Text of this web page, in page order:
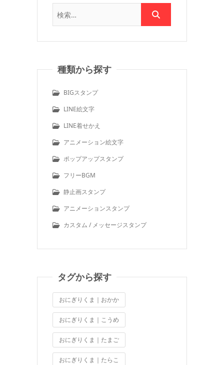
種類から探す
BIGスタンプ
LINE絵文字
LINE着せかえ
アニメーション絵文字
ポップアップスタンプ
フリーBGM
静止画スタンプ
アニメーションスタンプ
カスタム / メッセージスタンプ
タグから探す
おにぎりくま｜おかか
おにぎりくま｜こうめ
おにぎりくま｜たまご
おにぎりくま｜たらこ